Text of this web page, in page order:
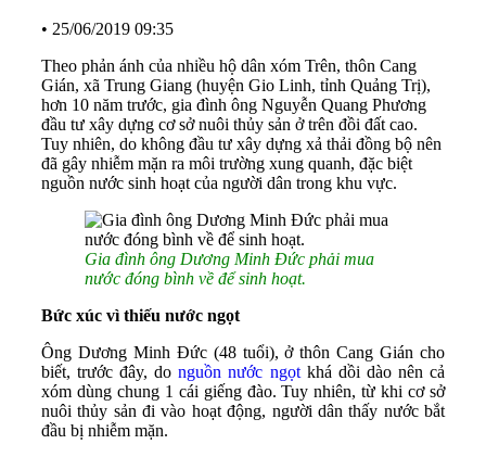
• 25/06/2019 09:35
Theo phản ánh của nhiều hộ dân xóm Trên, thôn Cang
Gián, xã Trung Giang (huyện Gio Linh, tỉnh Quảng Trị),
hơn 10 năm trước, gia đình ông Nguyễn Quang Phương
đầu tư xây dựng cơ sở nuôi thủy sản ở trên đồi đất cao.
Tuy nhiên, do không đầu tư xây dựng xả thải đồng bộ nên
đã gây nhiễm mặn ra môi trường xung quanh, đặc biệt
nguồn nước sinh hoạt của người dân trong khu vực.
Gia đình ông Dương Minh Đức phải mua
nước đóng bình về để sinh hoạt.
Bức xúc vì thiếu nước ngọt
Ông Dương Minh Đức (48 tuổi), ở thôn Cang Gián cho
biết, trước đây, donguồn nước ngọtkhá dồi dào nên cả
xóm dùng chung 1 cái giếng đào. Tuy nhiên, từ khi cơ sở
nuôi thủy sản đi vào hoạt động, người dân thấy nước bắt
đầu bị nhiễm mặn.